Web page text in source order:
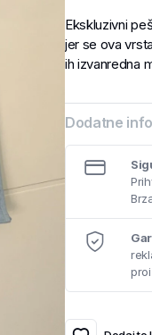
Ekskluzivni
jer se ova
ih izvanredna
Dodatne